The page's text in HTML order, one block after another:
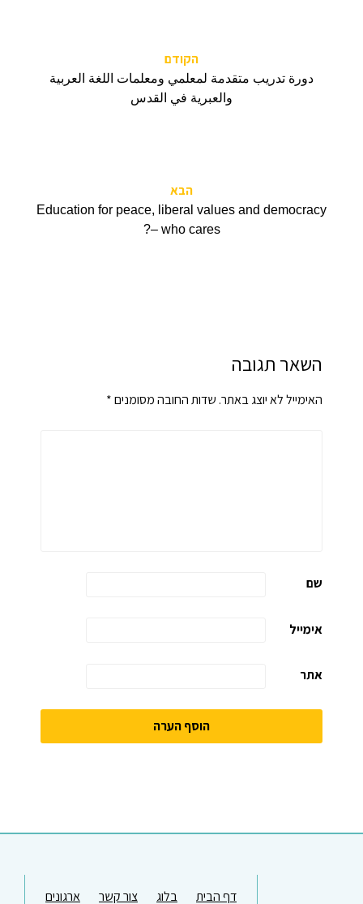
הקודם
دورة تدريب متقدمة لمعلمي ومعلمات اللغة العربية
والعبرية في القدس
הבא
Education for peace, liberal values and democracy
– who cares?
השאר תגובה
האימייל לא יוצג באתר. שדות החובה מסומנים*
שם
אימייל
אתר
דף הבית בלוג צור קשר ארגונים